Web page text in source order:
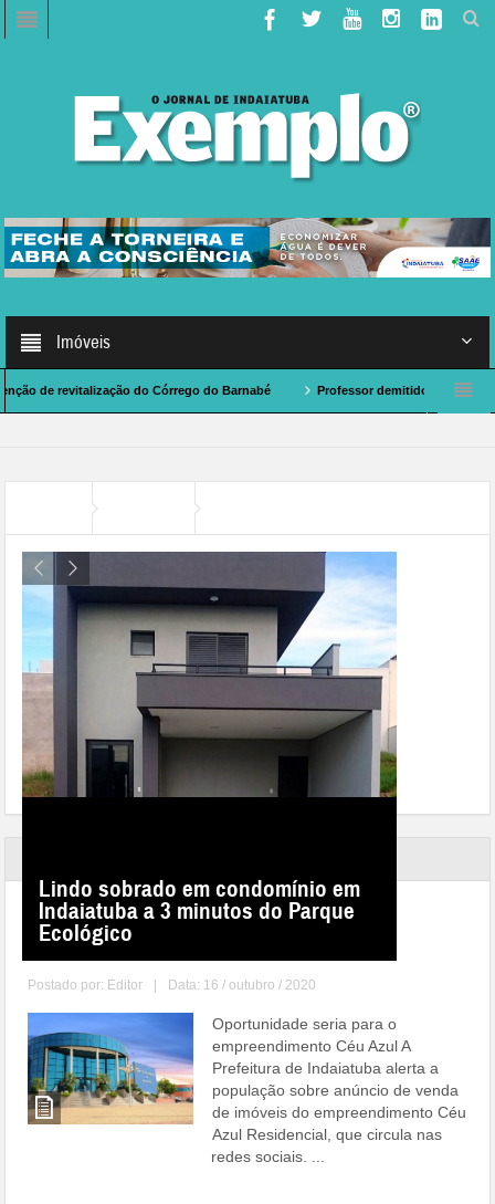
Imóveis
revitalização do Córrego do Barnabé Professor demitido por assédio sexual
Lindo sobrado em condomínio em
Indaiatuba a 3 minutos do Parque
Ecológico
Prefeitura alerta sobre anúncio de
venda de imóveis
Postado por: Editor Data: 16 / outubro / 2020
Oportunidade seria para o
empreendimento Céu Azul A
Prefeitura de Indaiatuba alerta a
população sobre anúncio de venda
de imóveis do empreendimento Céu
Azul Residencial, que circula nas
redes sociais. ...